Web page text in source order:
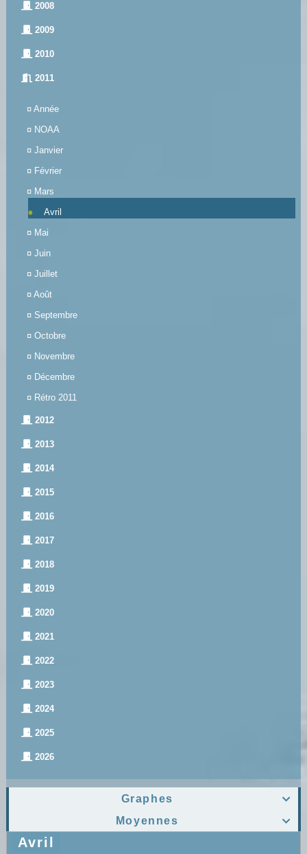
2008
2009
2010
2011
¤ Année
¤ NOAA
¤ Janvier
¤ Février
¤ Mars
Avril
¤ Mai
¤ Juin
¤ Juillet
¤ Août
¤ Septembre
¤ Octobre
¤ Novembre
¤ Décembre
¤ Rétro 2011
2012
2013
2014
2015
2016
2017
2018
2019
2020
2021
2022
2023
2024
2025
2026

Graphes

Moyennes
Avril